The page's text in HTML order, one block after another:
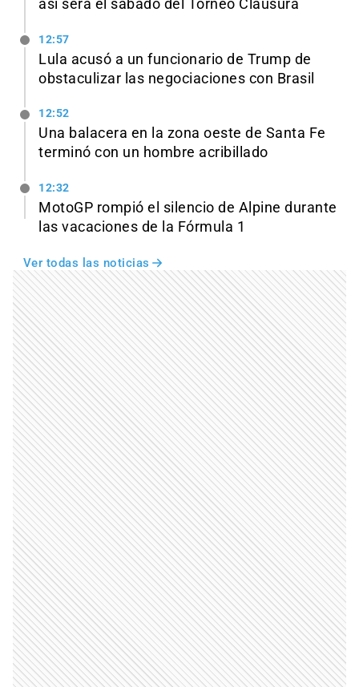
así será el sábado del Torneo Clausura
12:57
Lula acusó a un funcionario de Trump de
obstaculizar las negociaciones con Brasil
12:52
Una balacera en la zona oeste de Santa Fe
terminó con un hombre acribillado
12:32
MotoGP rompió el silencio de Alpine durante
las vacaciones de la Fórmula 1
Ver todas las noticias